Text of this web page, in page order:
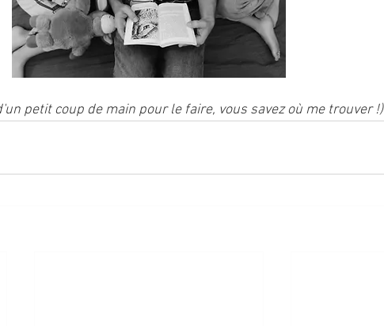
petit coup de main pour le faire, vous savez où me trouver !)